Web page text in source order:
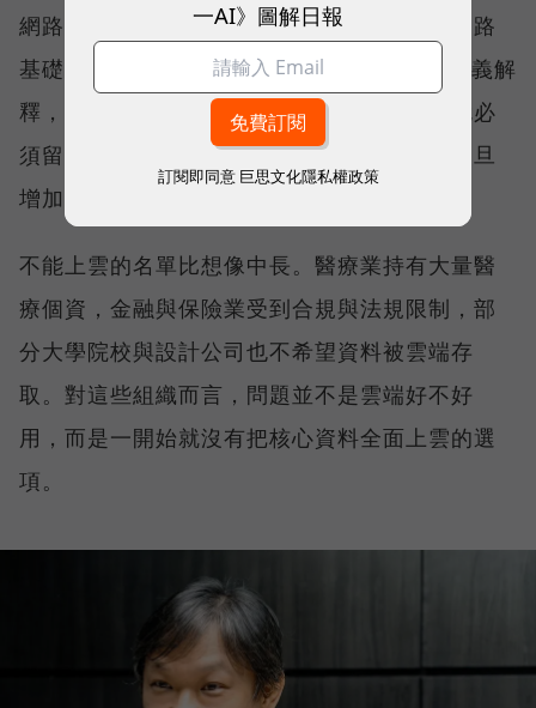
網路交換器產品線，提供完整的儲存與高速網路
基礎架構。威聯通科技（QNAP）總經理劉文義解
釋，當資料因合規要求或敏感度不能上雲，就必
須留在靠近使用者與應用的地方；運算需求一旦
增加，承接資料的裝置也自然被推向地端 AI。
不能上雲的名單比想像中長。醫療業持有大量醫
療個資，金融與保險業受到合規與法規限制，部
分大學院校與設計公司也不希望資料被雲端存
取。對這些組織而言，問題並不是雲端好不好
用，而是一開始就沒有把核心資料全面上雲的選
項。
一AI》圖解日報
訂閱即同意 巨思文化隱私權政策